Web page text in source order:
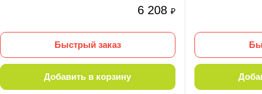
6 208 ₽
Быстрый заказ
Добавить в корзину